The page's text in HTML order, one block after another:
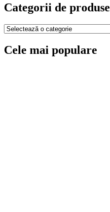
Categorii de produse
Cele mai populare